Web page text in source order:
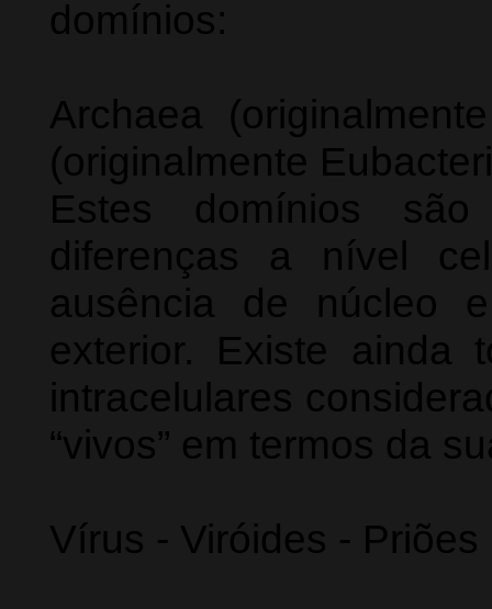
domínios:
Archaea
(originalmente
Estes domínios
diferenças a nível
ausência de núcleo
exterior. Existe ainda
intracelulares
“vivos” em termos da
Vírus - Viróides - Priões